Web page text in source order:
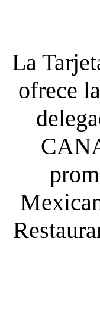
La
ofrece